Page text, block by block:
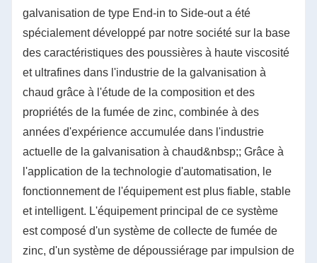
galvanisation de type End-in to Side-out a été
spécialement développé par notre société sur la base
des caractéristiques des poussières à haute viscosité
et ultrafines dans l'industrie de la galvanisation à
chaud grâce à l'étude de la composition et des
propriétés de la fumée de zinc, combinée à des
années d'expérience accumulée dans l'industrie
actuelle de la galvanisation à chaud&nbsp;; Grâce à
l'application de la technologie d'automatisation, le
fonctionnement de l'équipement est plus fiable, stable
et intelligent. L'équipement principal de ce système
est composé d'un système de collecte de fumée de
zinc, d'un système de dépoussiérage par impulsion de